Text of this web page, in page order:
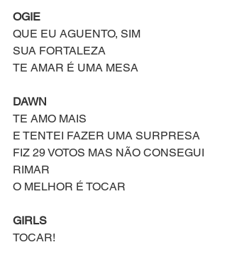
OGIE
QUE EU AGUENTO, SIM
SUA FORTALEZA
TE AMAR É UMA MESA
DAWN
TE AMO MAIS
E TENTEI FAZER UMA SURPRESA
FIZ 29 VOTOS MAS NÃO CONSEGUI
RIMAR
O MELHOR É TOCAR
GIRLS
TOCAR!